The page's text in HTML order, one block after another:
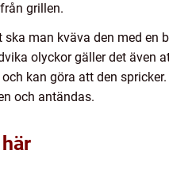
grillen.
man kväva den med en
olyckor gäller det även
kan göra att den
och antändas.